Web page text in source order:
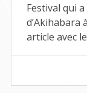
Festival qui
d’Akihabara
article avec